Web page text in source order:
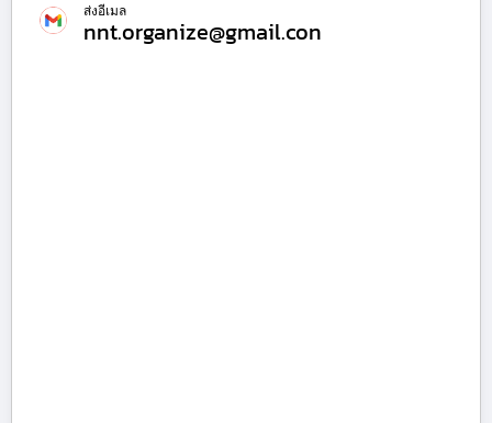
ส่งอีเมล
nnt.organize@gmail.con